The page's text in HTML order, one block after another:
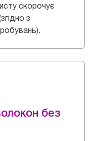
скорочує
з
без